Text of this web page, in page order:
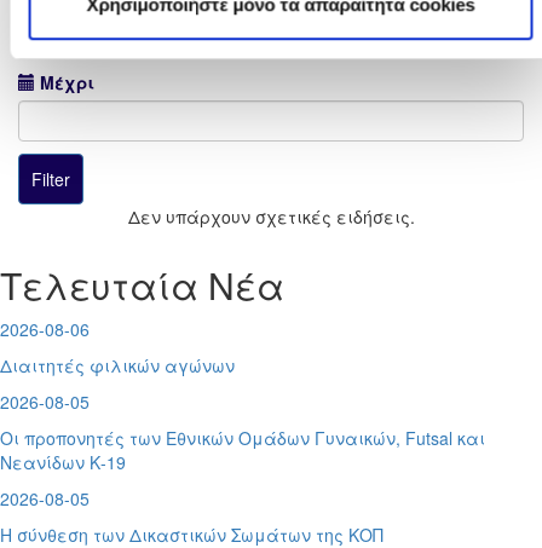
Χρησιμοποιήστε μόνο τα απαραίτητα cookies
Μέχρι
Δεν υπάρχουν σχετικές ειδήσεις.
Τελευταία Νέα
2026-08-06
Διαιτητές φιλικών αγώνων
2026-08-05
Οι προπονητές των Εθνικών Ομάδων Γυναικών, Futsal και
Νεανίδων Κ-19
2026-08-05
Η σύνθεση των Δικαστικών Σωμάτων της ΚΟΠ